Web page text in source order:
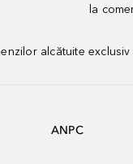
la
alcătuite
ANPC